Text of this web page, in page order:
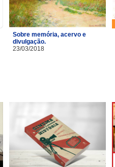
Sobre memória, acervo e
divulgação.
23/03/2018